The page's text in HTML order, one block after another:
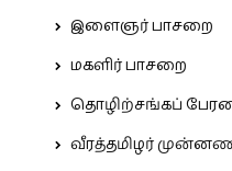
இளைஞர் பாசறை
மகளிர் பாசறை
தொழிற்சங்கப்
வீரத்தமிழர்